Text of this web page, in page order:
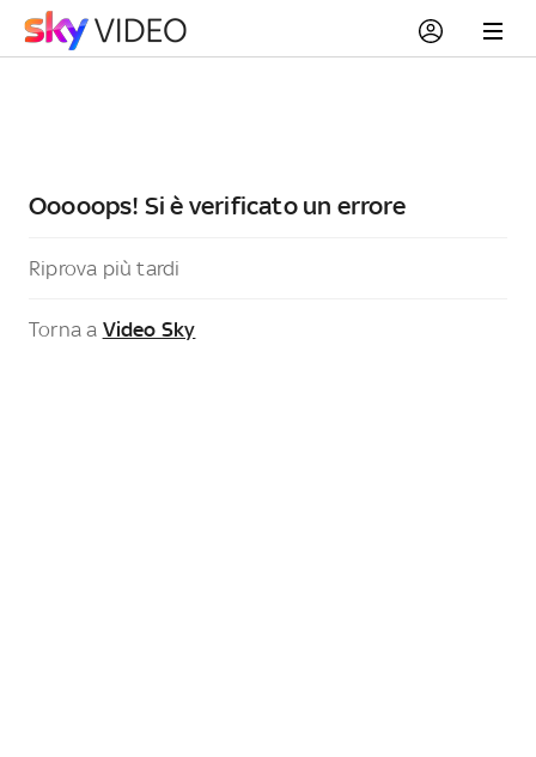
Ooooops! Si è verificato un errore
Riprova più tardi
Torna a Video Sky